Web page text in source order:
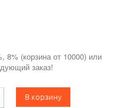
8% (корзина от 10000) или
заказ!
В корзину